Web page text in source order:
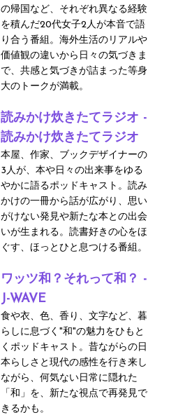
の帰国など、それぞれ異なる経験
を積んだ20代女子2人が本音で語
り合う番組。海外生活のリアルや
価値観の違いから日々の気づきま
で、共感と気づきが詰まった等身
大のトークが満載。
読みかけ炊きたてラジオ -
読みかけ炊きたてラジオ
本屋、作家、ブックデザイナーの
3人が、本や日々の出来事をゆる
やかに語るポッドキャスト。読み
かけの一冊から話が広がり、思い
がけない発見や新たな本との出会
いが生まれる。読書好きの心をほ
ぐす、ほっとひと息つける番組。
ワッツ和？それって和？ -
J-WAVE
食や衣、色、香り、文字など、暮
らしに息づく"和"の魅力をひもと
くポッドキャスト。昔ながらの日
本らしさと現代の感性を行き来し
ながら、何気ない日常に隠れた
「和」を、新たな視点で再発見で
きるかも。